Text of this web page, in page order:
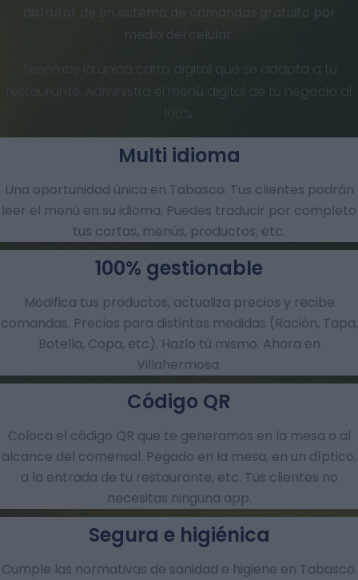
disfrutar de un sistema de comandas gratuito por
medio del celular.
Tenemos la única carta digital que se adapta a tu
restaurante. Administra el menú digital de tu negocio al
100%.
Una oportunidad única en Tabasco. Tus clientes podrán
leer el menú en su idioma. Puedes traducir por completo
tus cartas, menús, productos, etc.
Multi idioma
Modifica tus productos, actualiza precios y recibe
comandas.​ Precios para distintas medidas (Ración, Tapa,
Botella, Copa, etc). Hazlo tú mismo. Ahora en
Villahermosa.
100% gestionable
Coloca el código QR que te generamos en la mesa o al
alcance del comensal. Pegado en la mesa, en un díptico,
a la entrada de tu restaurante, etc. Tus clientes no
necesitas ninguna app.
Código QR
Cumple las normativas de sanidad e higiene en Tabasco.
Segura e higiénica